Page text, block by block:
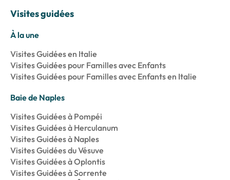
Visites guidées
À la une
Visites Guidées en Italie
Visites Guidées pour Familles avec Enfants
Visites Guidées pour Familles avec Enfants en Italie
Baie de Naples
Visites Guidées à Pompéi
Visites Guidées à Herculanum
Visites Guidées à Naples
Visites Guidées du Vésuve
Visites Guidées à Oplontis
Visites Guidées à Sorrente